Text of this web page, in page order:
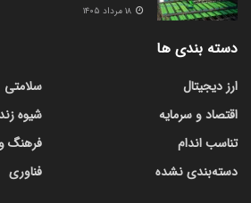
دسته بندی ها
ارز دیجیتال
اقتصاد و سرمایه
تناسب اندام
دسته‌بندی نشده
سلامتی
شیوه
فرهنگ
فناوری